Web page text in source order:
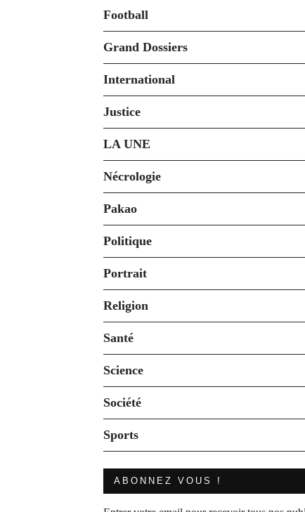
Football
Grand Dossiers
International
Justice
LA UNE
Nécrologie
Pakao
Politique
Portrait
Religion
Santé
Science
Société
Sports
ABONNEZ VOUS !